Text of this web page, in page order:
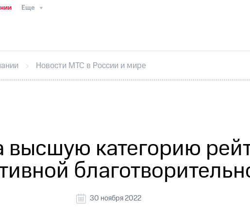
Еще
ИнтервьюФинансовая отчетностьКонтакты
секретарьРаскрытие информации
кабинет акционераАкционерный капиталКонтроль и
Новости МТС в России и мире
категорию
30 ноября 2022